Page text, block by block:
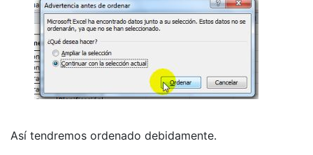
Así tendremos ordenado debidamente.